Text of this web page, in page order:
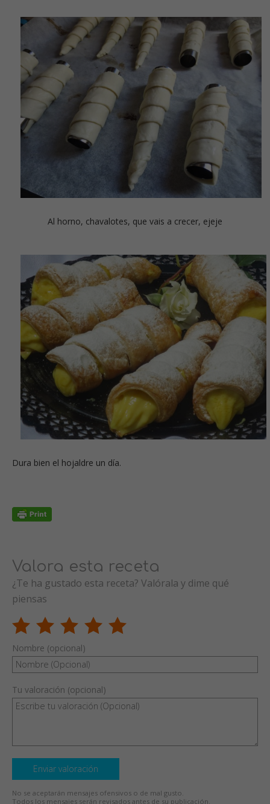
Al horno, chavalotes, que vais a crecer, ejeje
Dura bien el hojaldre un día.
Valora esta receta
¿Te ha gustado esta receta? Valórala y dime qué
piensas
Nombre (opcional)
Tu valoración (opcional)
Enviar valoración
No se aceptarán mensajes ofensivos o de mal gusto.
Todos los mensajes serán revisados antes de su publicación.